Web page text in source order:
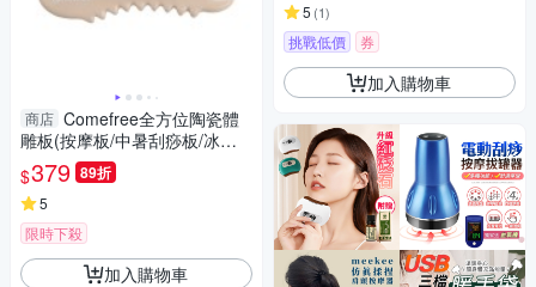
商店 Comefree全方位陶瓷體
雕板(按摩板/中暑刮痧板/冰鎮
熱敷/全身按摩/疏通經絡/放鬆肌
肉/GetSport)
$379 89折
5
限時下殺
加入購物車
5 (1)
挑戰低價 券
加入購物車